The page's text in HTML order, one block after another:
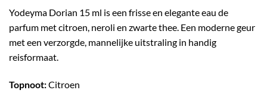
Yodeyma Dorian 15 ml is een frisse en elegante eau de
parfum met citroen, neroli en zwarte thee. Een moderne geur
met een verzorgde, mannelijke uitstraling in handig
reisformaat.
Topnoot:Citroen